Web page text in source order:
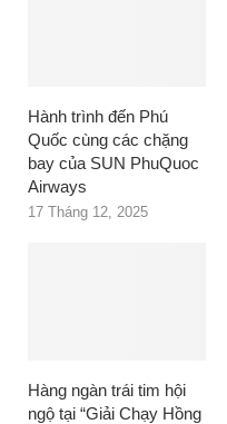
Hành trình đến Phú
Quốc cùng các chặng
bay của SUN PhuQuoc
Airways
17 Tháng 12, 2025
Hàng ngàn trái tim hội
ngộ tại “Giải Chạy Hồng